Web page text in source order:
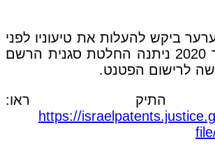
ביקש להעלות את טיעוניו לפני
הרשם. בדצמבר 2020 ניתנה החלטת סגנית הרשם
לרישום הפטנט.
התיק ראו:
https://